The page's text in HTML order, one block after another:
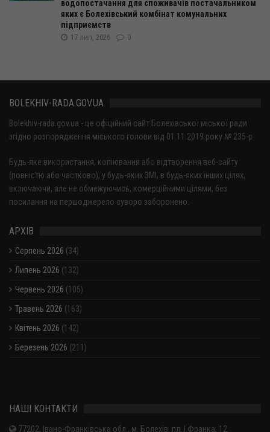
водопостачання для споживачів постачальником
яких є Болехівський комбінат комунальних
підприємств
17 лип, 2026 0
BOLEKHIV-RADA.GOV.UA
Bolekhiv-rada.gov.ua - це офіційний сайт Болехівської міської ради
згідно розпорядження міського голови від 01.11.2019 року № 235-р
Будь-яке використання, копіювання або відтворення веб-сайту
(повністю або частково), у будь-яких ЗМІ, в будь-яких інших цілях,
включаючи, але не обмежуючись, комерційними цілями, без
посилання на першоджерело суворо заборонено.
АРХІВ
Серпень 2026 (34)
Липень 2026 (132)
Червень 2026 (105)
Травень 2026 (163)
Квітень 2026 (142)
Березень 2026 (211)
НАШІ КОНТАКТИ
77202, Івано-Франківська обл., м. Болехів, пл. І.Франка, 12